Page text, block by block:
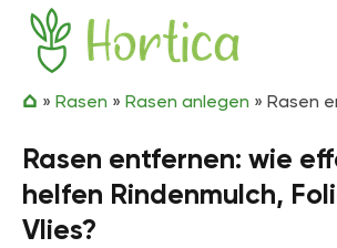
Zum Inhalt springen
Hortica
» Rasen » Rasen anlegen » Rasen
Rasen entfernen: wie
helfen Rindenmulch,
Vlies?